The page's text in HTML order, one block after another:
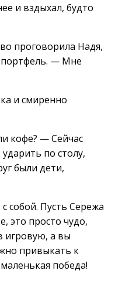
и вздыхал, будто
проговорила Надя,
портфель. — Мне
и смиренно
кофе? — Сейчас
по столу,
были дети,
собой. Пусть Сережа
это просто чудо,
игровую, а вы
привыкать к
победа!